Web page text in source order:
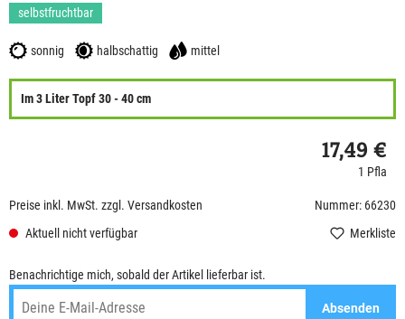
selbstfruchtbar
sonnig halbschattig mittel
Im 3 Liter Topf 30 - 40 cm
17,49 €
1 Pfla
Preise inkl. MwSt. zzgl. Versandkosten
Nummer: 66230
Aktuell nicht verfügbar
Merkliste
Benachrichtige mich, sobald der Artikel lieferbar ist.
Absenden